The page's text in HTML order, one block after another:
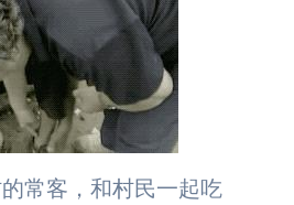
常客，和村民一起吃